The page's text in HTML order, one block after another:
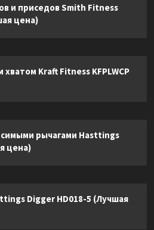
и приседов Smith Fitness
цена)
Kraft Fitness KFPLWCP
рычагами Hasttings
цена)
Digger HD018-5 (Лучшая